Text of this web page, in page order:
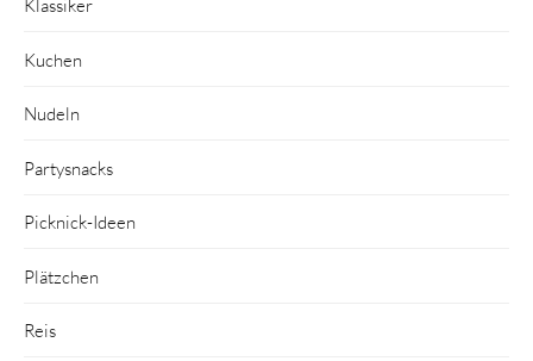
Klassiker
Kuchen
Nudeln
Partysnacks
Picknick-Ideen
Plätzchen
Reis